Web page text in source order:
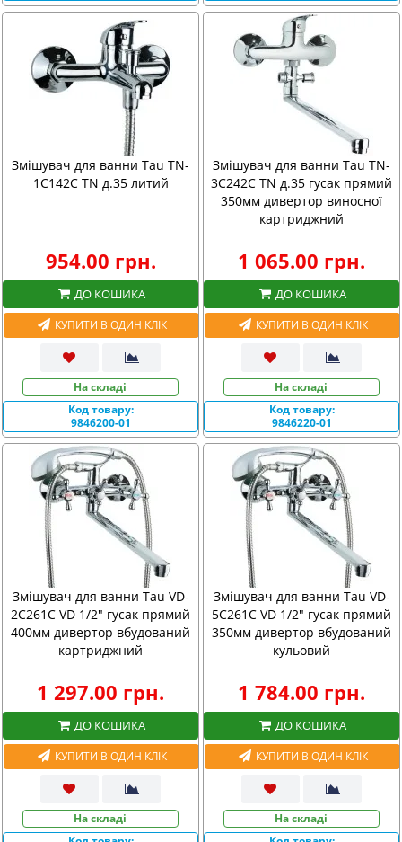
Змішувач для ванни Tau TN-
1C142C TN д.35 литий
954.00 грн.
ДО КОШИКА
КУПИТИ В ОДИН КЛІК
На складі
Код товару:
9846200-01
Змішувач для ванни Tau TN-
3C242C TN д.35 гусак прямий
350мм дивертор виносної
картриджний
1 065.00 грн.
ДО КОШИКА
КУПИТИ В ОДИН КЛІК
На складі
Код товару:
9846220-01
Змішувач для ванни Tau VD-
2C261C VD 1/2" гусак прямий
400мм дивертор вбудований
картриджний
1 297.00 грн.
ДО КОШИКА
КУПИТИ В ОДИН КЛІК
На складі
Змішувач для ванни Tau VD-
5C261C VD 1/2" гусак прямий
350мм дивертор вбудований
кульовий
1 784.00 грн.
ДО КОШИКА
КУПИТИ В ОДИН КЛІК
На складі